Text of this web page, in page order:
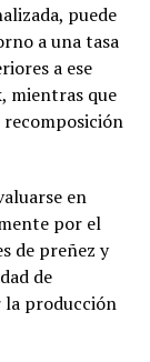
puede
a una tasa
a ese
mientras que
en
por el
de preñez y
de
la producción